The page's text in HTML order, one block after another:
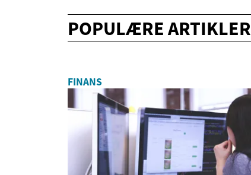
POPULÆRE ARTIKLER
FINANS